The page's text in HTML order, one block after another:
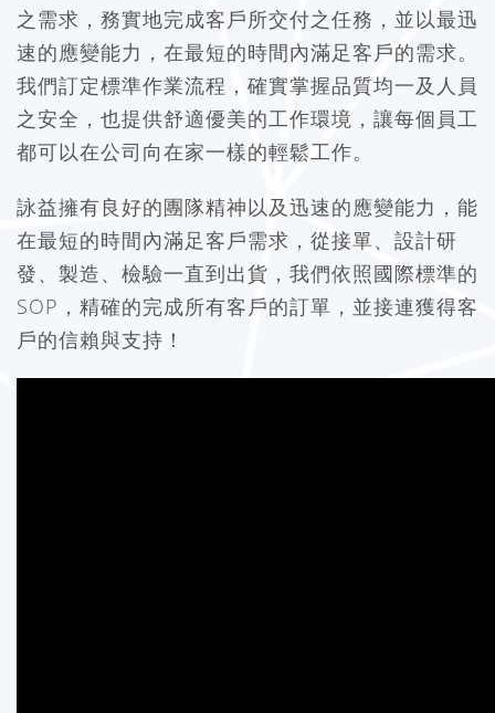
之需求，務實地完成客戶所交付之任務，並以最迅
速的應變能力，在最短的時間內滿足客戶的需求。
我們訂定標準作業流程，確實掌握品質均一及人員
之安全，也提供舒適優美的工作環境，讓每個員工
都可以在公司向在家一樣的輕鬆工作。
詠益擁有良好的團隊精神以及迅速的應變能力，能
在最短的時間內滿足客戶需求，從接單、設計研
發、製造、檢驗一直到出貨，我們依照國際標準的
SOP，精確的完成所有客戶的訂單，並接連獲得客
戶的信賴與支持！